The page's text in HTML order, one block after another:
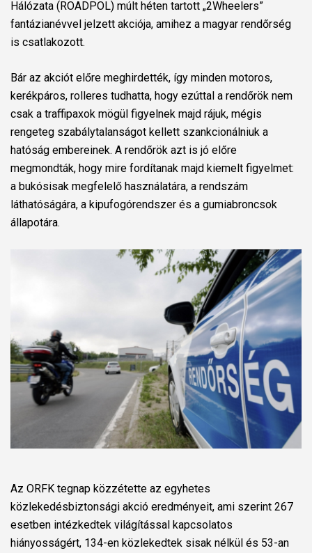
Hálózata (ROADPOL) múlt héten tartott „2Wheelers”
fantázianévvel jelzett akciója, amihez a magyar rendőrség
is csatlakozott.
Bár az akciót előre meghirdették, így minden motoros,
kerékpáros, rolleres tudhatta, hogy ezúttal a rendőrök nem
csak a traffipaxok mögül figyelnek majd rájuk, mégis
rengeteg szabálytalanságot kellett szankcionálniuk a
hatóság embereinek. A rendőrök azt is jó előre
megmondták, hogy mire fordítanak majd kiemelt figyelmet:
a bukósisak megfelelő használatára, a rendszám
láthatóságára, a kipufogórendszer és a gumiabroncsok
állapotára.
Az ORFK tegnap közzétette az egyhetes
közlekedésbiztonsági akció eredményeit, ami szerint 267
esetben intézkedtek világítással kapcsolatos
hiányosságért, 134-en közlekedtek sisak nélkül és 53-an